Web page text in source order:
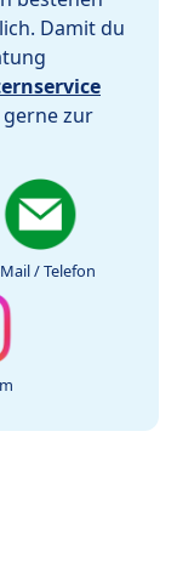
Damit du
zur
/ Telefon